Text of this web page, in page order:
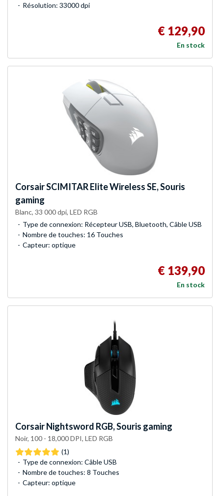
Résolution: 33000 dpi
€ 129,90
En stock
CorsairSCIMITAR Elite Wireless SE, Souris
gaming
Blanc, 33 000 dpi, LED RGB
Type de connexion: Récepteur USB, Bluetooth, Câble USB
Nombre de touches: 16 Touches
Capteur: optique
€ 139,90
En stock
CorsairNightsword RGB, Souris gaming
Noir, 100 - 18,000 DPI, LED RGB
(1)
Type de connexion: Câble USB
Nombre de touches: 8 Touches
Capteur: optique